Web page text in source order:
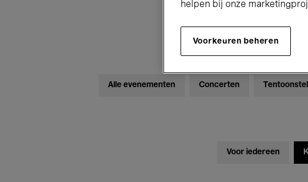
Alle evenementen Concerten
Voor iedereen
helpen bij onze
Voorkeuren beheren